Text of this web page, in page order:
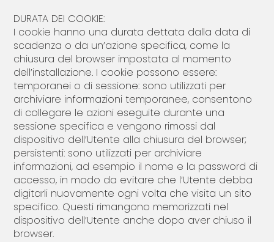
DURATA DEI COOKIE:
I cookie hanno una durata dettata dalla data di
scadenza o da un’azione specifica, come la
chiusura del browser impostata al momento
dell’installazione. I cookie possono essere:
temporanei o di sessione: sono utilizzati per
archiviare informazioni temporanee, consentono
di collegare le azioni eseguite durante una
sessione specifica e vengono rimossi dal
dispositivo dell’Utente alla chiusura del browser;
persistenti: sono utilizzati per archiviare
informazioni, ad esempio il nome e la password di
accesso, in modo da evitare che l’Utente debba
digitarli nuovamente ogni volta che visita un sito
specifico. Questi rimangono memorizzati nel
dispositivo dell’Utente anche dopo aver chiuso il
browser.